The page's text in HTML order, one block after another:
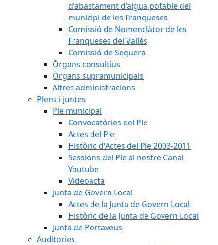
d'abastament d'aigua potable del
municipi de les Franqueses
Comissió de Nomenclàtor de les
Franqueses del Vallès
Comissió de Sequera
Òrgans consultius
Òrgans supramunicipals
Altres administracions
Plens i juntes
Ple municipal
Convocatòries del Ple
Actes del Ple
Històric d'Actes del Ple 2003-2011
Sessions del Ple al nostre Canal
Youtube
Videoacta
Junta de Govern Local
Actes de la Junta de Govern Local
Històric de la Junta de Govern Local
Junta de Portaveus
Auditories